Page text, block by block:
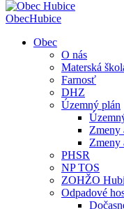
ObecHubice
Obec
O nás
Materská
Farnosť
DHZ
Územný plán
Zmeny
Zmeny
PHSR
NP TOS
ZOHŽO
Odpadové